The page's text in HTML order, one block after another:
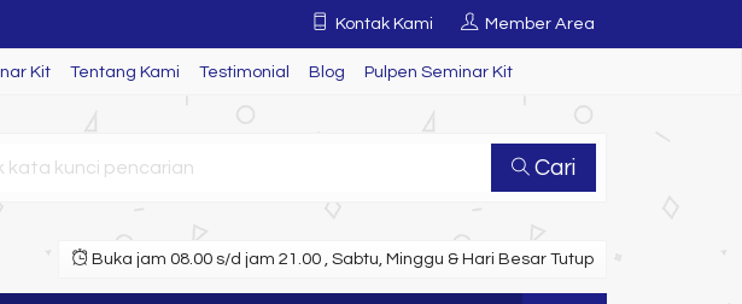
Kontak Kami Member Area
Kit Tentang Kami Testimonial Blog Pulpen Seminar Kit
Cari
Buka jam 08.00 s/d jam 21.00 , Sabtu, Minggu & Hari Besar Tutup